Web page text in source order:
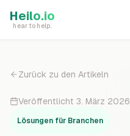
Heilo.io
hear to help.
Zurück zu den Artikeln
Veröffentlicht 3. März 2026
Lösungen für Branchen